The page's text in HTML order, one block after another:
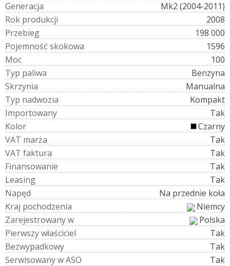
Generacja
Mk2 (2004-2011)
Rok produkcji
2008
Przebieg
198 000
Pojemność skokowa
1596
Moc
100
Typ paliwa
Benzyna
Skrzynia
Manualna
Typ nadwozia
Kompakt
Importowany
Tak
Kolor
Czarny
VAT marża
Tak
VAT faktura
Tak
Finansowanie
Tak
Leasing
Tak
Napęd
Na przednie koła
Kraj pochodzenia
Niemcy
Zarejestrowanyw
Polska
Pierwszywłaściciel
Tak
Bezwypadkowy
Tak
SerwisowanywASO
Tak